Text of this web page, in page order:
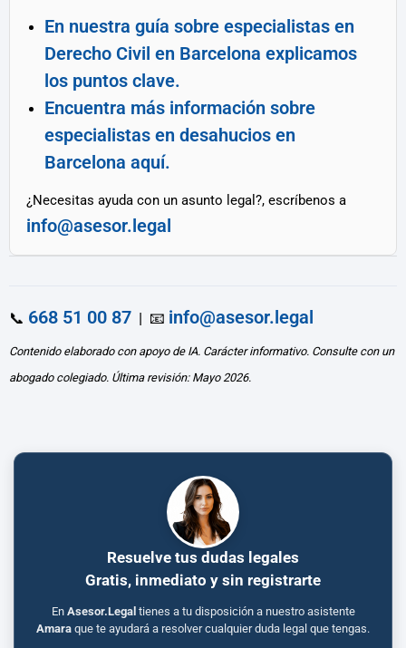
En nuestra guía sobre especialistas en
Derecho Civil en Barcelona explicamos
los puntos clave.
Encuentra más información sobre
especialistas en desahucios en
Barcelona aquí.
¿Necesitas ayuda con un asunto legal?, escríbenos a
info@asesor.legal
📞 668 51 00 87 | 📧 info@asesor.legal
Contenido elaborado con apoyo de IA. Carácter informativo. Consulte con un
abogado colegiado. Última revisión: Mayo 2026.
Resuelve tus dudas legales
Gratis, inmediato y sin registrarte
En Asesor.Legal tienes a tu disposición a nuestro asistente
Amara que te ayudará a resolver cualquier duda legal que tengas.